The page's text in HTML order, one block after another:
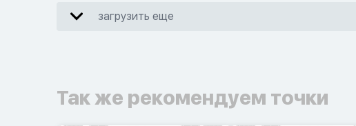
загрузить еще
Так же рекомендуем точки